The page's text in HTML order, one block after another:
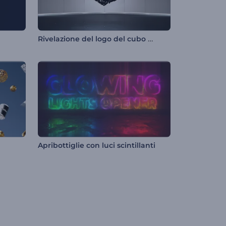
Rivelazione del logo del cubo metallico
Apribottiglie con luci scintillanti